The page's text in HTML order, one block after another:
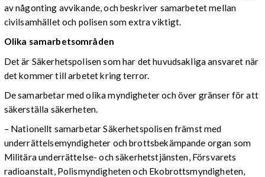
av någonting avvikande, och beskriver samarbetet mellan
civilsamhället och polisen som extra viktigt.
Olika samarbetsområden
Det är Säkerhetspolisen som har det huvudsakliga ansvaret när
det kommer till arbetet kring terror.
De samarbetar med olika myndigheter och över gränser för att
säkerställa säkerheten.
– Nationellt samarbetar Säkerhetspolisen främst med
underrättelsemyndigheter och brottsbekämpande organ som
Militära underrättelse- och säkerhetstjänsten, Försvarets
radioanstalt, Polismyndigheten och Ekobrottsmyndigheten,